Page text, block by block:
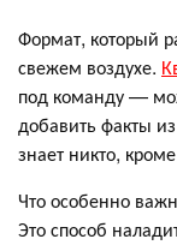
Формат, который
свежем воздухе.
под команду —
добавить факты
знает никто,
Что особенно
Это способ